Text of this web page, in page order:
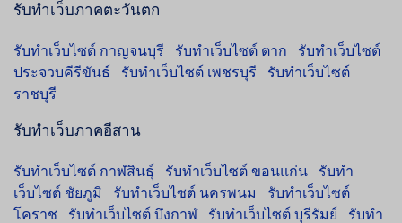
รับทำเว็บภาคตะวันตก
รับทำเว็บไซต์ กาญจนบุรี รับทำเว็บไซต์ ตาก
รับทำเว็บไซต์
ประจวบคีรีขันธ์
รับทำเว็บไซต์ เพชรบุรี
รับทำเว็บไซต์
ราชบุรี
รับทำเว็บภาคอีสาน
รับทำเว็บไซต์ กาฬสินธุ์ รับทำเว็บไซต์ ขอนแก่น
รับทำ
เว็บไซต์ ชัยภูมิ
รับทำเว็บไซต์ นครพนม
รับทำเว็บไซต์
โคราช
รับทำเว็บไซต์ บึงกาฬ รับทำเว็บไซต์ บุรีรัมย์
รับทำ